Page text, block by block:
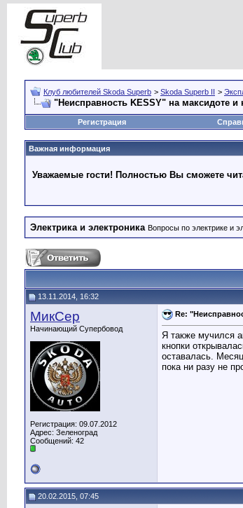
Клуб любителей Skoda Superb > Skoda Superb II >
"Неисправность KESSY" на максидоте
Регистрация
Важная информация
Уважаемые гости! Полностью Вы сможете
Электрика и электроника Вопросы по электрике и
13.11.2014, 16:32
МикСер
Начинающий Супербовод
Регистрация: 09.07.2012
Адрес: Зеленоград
Сообщений: 42
Re:
Я также мучился
кнопки
оставалась.
пока ни разу не
20.02.2015, 07:45